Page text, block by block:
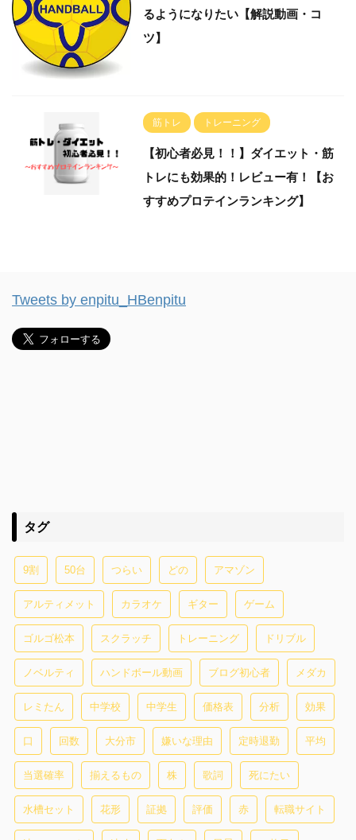
るようになりたい【解説動画・コ
ツ】
筋トレ トレーニング
【初心者必見！！】ダイエット・筋
トレにも効果的！レビュー有！【お
すすめプロテインランキング】
Tweets by enpitu_HBenpitu
タグ
9割 50台 つらい どの アマゾン
アルティメット カラオケ ギター ゲーム
ゴルゴ松本 スクラッチ トレーニング ドリブル
ノベルティ ハンドボール動画 ブログ初心者 メダカ
レミたん 中学校 中学生 価格表 分析 効果
口 回数 大分市 嫌いな理由 定時退勤 平均
当選確率 揃えるもの 株 歌詞 死にたい
水槽セット 花形 証拠 評価 赤 転職サイト